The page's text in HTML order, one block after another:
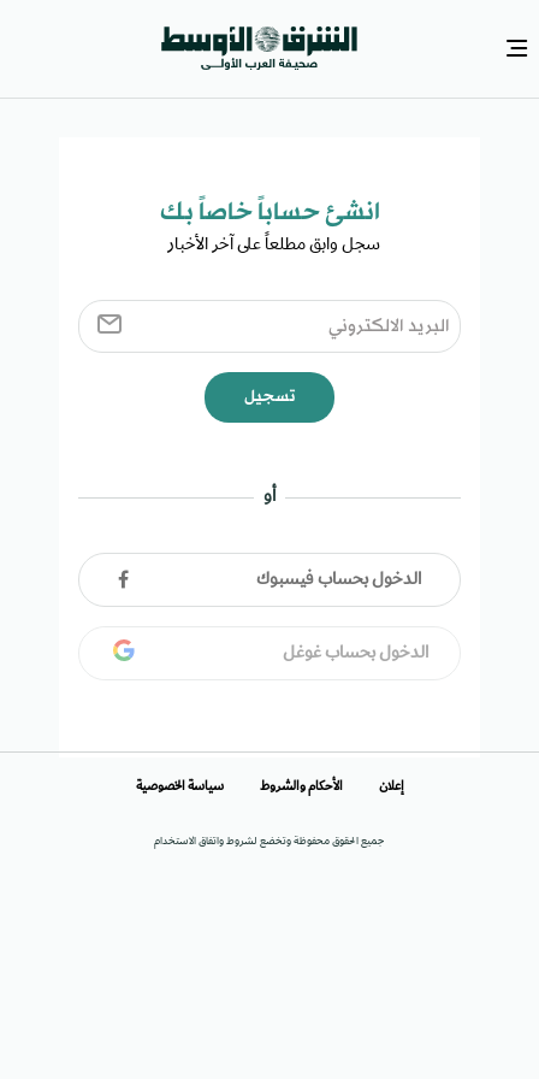
انشئ حساباً خاصاً بك​
سجل وابق مطلعاً على آخر الأخبار ​
تسجيل
أو
الدخول بحساب فيسبوك
الدخول بحساب غوغل
جميع الحقوق محفوظة وتخضع لشروط واتفاق الاستخدام
إعلان الأحكام والشروط سياسة الخصوصية